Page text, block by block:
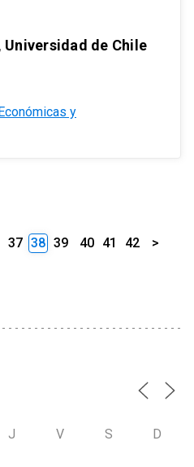
de Chile
y
37 38 39 40 41 42 >
J V S D